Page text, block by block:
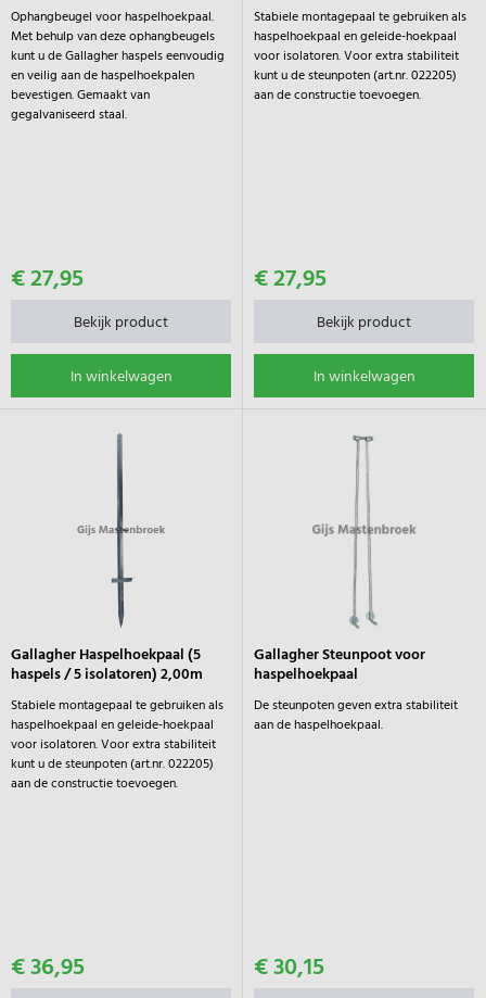
Ophangbeugel voor haspelhoekpaal.
Met behulp van deze ophangbeugels
kunt u de Gallagher haspels eenvoudig
en veilig aan de haspelhoekpalen
bevestigen. Gemaakt van
gegalvaniseerd staal.
€ 27,95
Bekijk product
In winkelwagen
Stabiele montagepaal te gebruiken als
haspelhoekpaal en geleide-hoekpaal
voor isolatoren. Voor extra stabiliteit
kunt u de steunpoten (art.nr. 022205)
aan de constructie toevoegen.
€ 27,95
Bekijk product
In winkelwagen
Gallagher Haspelhoekpaal (5
haspels / 5 isolatoren) 2,00m
Stabiele montagepaal te gebruiken als
haspelhoekpaal en geleide-hoekpaal
voor isolatoren. Voor extra stabiliteit
kunt u de steunpoten (art.nr. 022205)
aan de constructie toevoegen.
€ 36,95
Gallagher Steunpoot voor
haspelhoekpaal
De steunpoten geven extra stabiliteit
aan de haspelhoekpaal.
€ 30,15